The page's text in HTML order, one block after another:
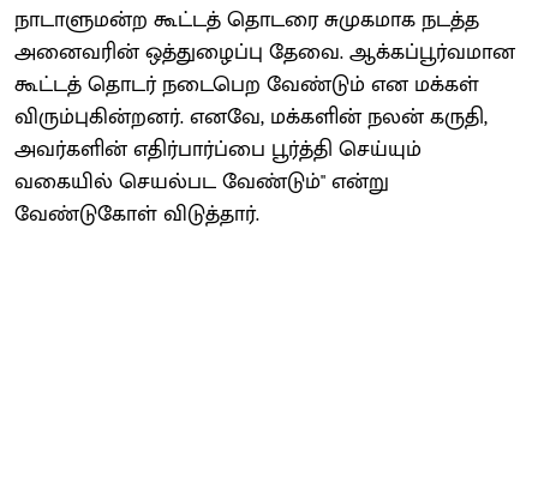
நாடாளுமன்ற கூட்டத் தொடரை சுமுகமாக நடத்த
அனைவரின் ஒத்துழைப்பு தேவை. ஆக்கப்பூர்வமான
கூட்டத் தொடர் நடைபெற வேண்டும் என மக்கள்
விரும்புகின்றனர். எனவே, மக்களின் நலன் கருதி,
அவர்களின் எதிர்பார்ப்பை பூர்த்தி செய்யும்
வகையில் செயல்பட வேண்டும்" என்று
வேண்டுகோள் விடுத்தார்.